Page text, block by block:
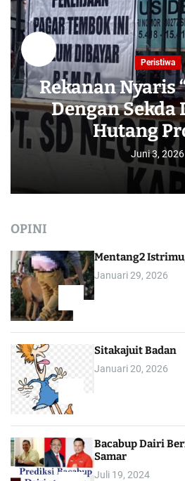
Peristiwa
Rekanan Nyaris
Dengan Sekda
Hutang
Juni 3, 2026
OPINI
Mentang2
Januari 29, 2026
Sitakajuit Badan
Januari 20, 2026
Bacabup Dairi
Samar
Juli 19, 2024